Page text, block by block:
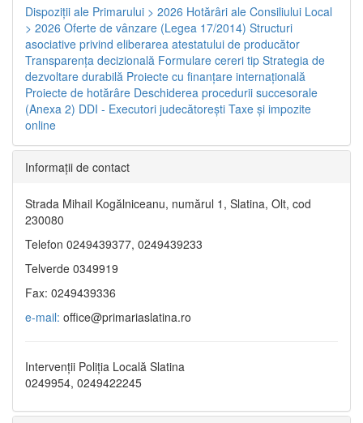
Dispoziţii ale Primarului > 2026 Hotărâri ale Consiliului Local
> 2026 Oferte de vânzare (Legea 17/2014) Structuri
asociative privind eliberarea atestatului de producător
Transparenţa decizională Formulare cereri tip Strategia de
dezvoltare durabilă Proiecte cu finanţare internaţională
Proiecte de hotărâre Deschiderea procedurii succesorale
(Anexa 2) DDI - Executori judecătorești Taxe şi impozite
online
Informaţii de contact
Strada Mihail Kogălniceanu, numărul 1, Slatina, Olt, cod
230080
Telefon 0249439377, 0249439233
Telverde 0349919
Fax: 0249439336
e-mail: office@primariaslatina.ro
Intervenții Poliția Locală Slatina
0249954, 0249422245